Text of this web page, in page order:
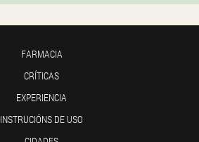
FARMACIA
CRÍTICAS
EXPERIENCIA
INSTRUCIÓNS DE USO